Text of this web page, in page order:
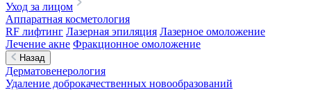
Уход за лицом
Аппаратная косметология
RF лифтинг Лазерная эпиляция Лазерное омоложение
Лечение акне Фракционное омоложение
Назад
Дерматовенерология
Удаление доброкачественных новообразований